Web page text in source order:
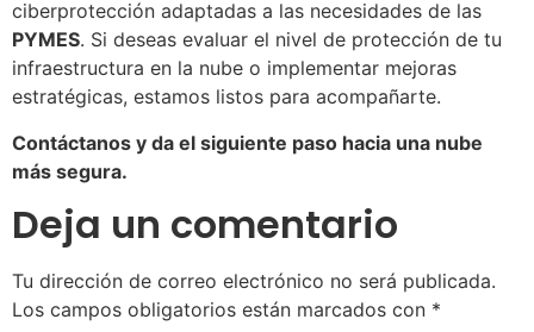
ciberprotección adaptadas a las necesidades de las
PYMES. Si deseas evaluar el nivel de protección de tu
infraestructura en la nube o implementar mejoras
estratégicas, estamos listos para acompañarte.
Contáctanos y da el siguiente paso hacia una nube
más segura.
Deja un comentario
Tu dirección de correo electrónico no será publicada.
Los campos obligatorios están marcados con *